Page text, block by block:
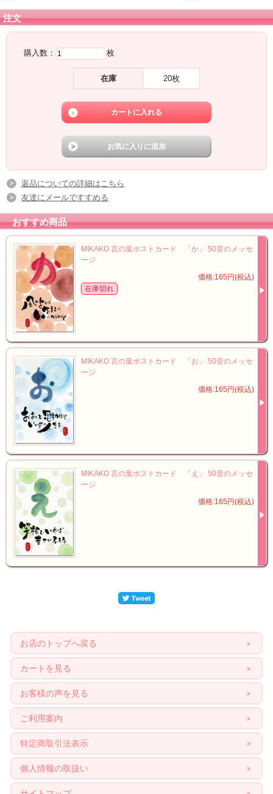
注文
購入数： 枚
在庫 20枚
返品についての詳細はこちら
友達にメールですすめる
おすすめ商品
MIKAKO 言の葉ポストカード 「か」 50音のメッセ
ージ
価格:165円(税込)
在庫切れ
MIKAKO 言の葉ポストカード 「お」 50音のメッセ
ージ
価格:165円(税込)
MIKAKO 言の葉ポストカード 「え」 50音のメッセ
ージ
価格:165円(税込)
お店のトップへ戻る
カートを見る
お客様の声を見る
ご利用案内
特定商取引法表示
個人情報の取扱い